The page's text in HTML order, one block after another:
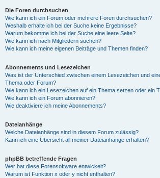
Die Foren durchsuchen
Wie kann ich ein Forum oder mehrere Foren durchsuchen?
Weshalb erhalte ich bei der Suche keine Ergebnisse?
Warum bekomme ich bei der Suche eine leere Seite?
Wie kann ich nach Mitgliedern suchen?
Wie kann ich meine eigenen Beiträge und Themen finden?
Abonnements und Lesezeichen
Was ist der Unterschied zwischen einem Lesezeichen und
Thema oder Forum?
Wie kann ich ein Lesezeichen auf ein Thema setzen oder ein
Wie kann ich ein Forum abonnieren?
Wie deaktiviere ich meine Abonnements?
Dateianhänge
Welche Dateianhänge sind in diesem Forum zulässig?
Kann ich eine Übersicht all meiner Dateianhänge erhalten?
phpBB betreffende Fragen
Wer hat diese Forensoftware entwickelt?
Warum ist Funktion x oder y nicht enthalten?